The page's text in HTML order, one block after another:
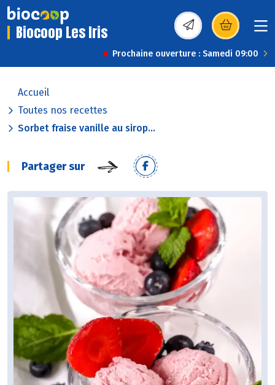
Biocoop Les Iris (s’ouvre dans une
Prochaine ouverture : Samedi 09:00
Accueil
Toutes nos recettes
Sorbet fraise vanille au sirop...
Partager sur